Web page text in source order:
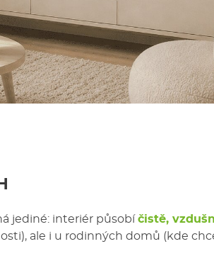
jediné: interiér působíčistě,
ale i u rodinných domů (kde